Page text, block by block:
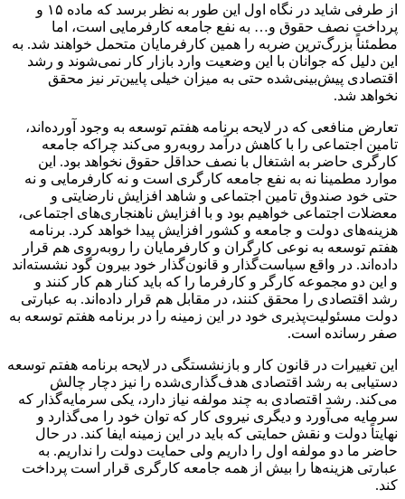
از طرفی شاید در نگاه اول این طور به نظر برسد که ماده ۱۵ و
پرداخت نصف حقوق و… به نفع جامعه کارفرمایی است، اما
مطمئناً بزرگ‌ترین ضربه را همین کارفرمایان متحمل خواهند شد. به
این دلیل که جوانان با این وضعیت وارد بازار کار نمی‌شوند و رشد
اقتصادی پیش‌بینی‌شده حتی به میزان خیلی پایین‌تر نیز محقق
نخواهد شد.
تعارض منافعی که در لایحه برنامه هفتم توسعه به وجود آورده‌اند،
تامین اجتماعی را با کاهش درآمد روبه‌رو می‌کند چراکه جامعه
کارگری حاضر به اشتغال با نصف حداقل حقوق نخواهد بود. این
موارد مطمینا نه به نفع جامعه کارگری است و نه کارفرمایی و نه
حتی خود صندوق تامین اجتماعی و شاهد افزایش نارضایتی و
معضلات اجتماعی خواهیم بود و با افزایش ناهنجاری‌های اجتماعی،
هزینه‌های دولت و جامعه و کشور افزایش پیدا خواهد کرد. برنامه
هفتم توسعه به نوعی کارگران و کارفرمایان را روبه‌روی هم قرار
داده‌اند. در واقع سیاست‌گذار و قانون‌گذار خود بیرون گود نشسته‌اند
و این دو مجموعه کارگر و کارفرما را که باید کنار هم کار کنند و
رشد اقتصادی را محقق کنند، در مقابل هم قرار داده‌اند. به عبارتی
دولت مسئولیت‌پذیری خود در این زمینه را در برنامه هفتم توسعه به
صفر رسانده است.
این تغییرات در قانون کار و بازنشستگی در لایحه برنامه هفتم توسعه
دستیابی به رشد اقتصادی هدف‌گذاری‌شده را نیز دچار چالش
می‌کند. رشد اقتصادی به چند مولفه نیاز دارد، یکی سرمایه‌گذار که
سرمایه می‌آورد و دیگری نیروی کار که توان خود را می‌گذارد و
نهایتاً دولت و نقش حمایتی که باید در این زمینه ایفا کند. در حال
حاضر ما دو مولفه اول را داریم ولی حمایت دولت را نداریم. به
عبارتی هزینه‌‌ها را بیش از همه جامعه کارگری قرار است پرداخت
کند.